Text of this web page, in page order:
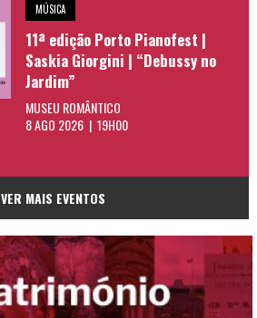
MÚSICA
11ª edição Porto Pianofest |
Saskia Giorgini | “Debussy no
Jardim”
MUSEU ROMÂNTICO
8 AGO 2026 | 19H00
VER MAIS EVENTOS